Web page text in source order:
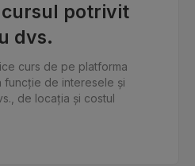
cursul potrivit
dvs.
curs de pe platforma
funcție de interesele și
de locația și costul